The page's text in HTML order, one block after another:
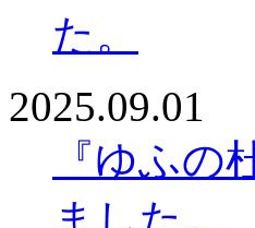
た。
2025.09.01
『ゆふの